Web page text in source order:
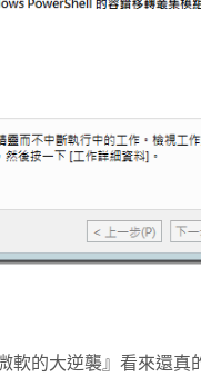
軟的大逆襲』看來還真